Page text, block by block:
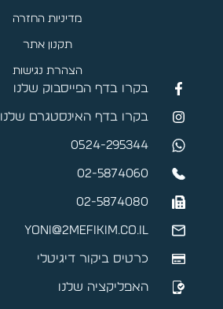
מדיניות החזרה
תקנון אתר
הצהרת נגישות
בקרו בדף הפייסבוק שלנו
בקרו בדף האינסטגרם שלנו
0524-295344
02-5874060
02-5874080
yoni@2mefikim.co.il
כרטיס ביקור דיגיטלי
האפליקציה שלנו